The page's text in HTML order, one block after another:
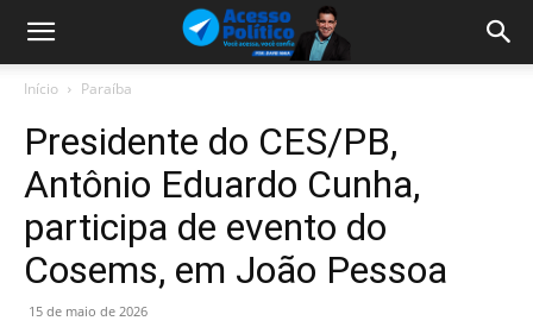
Início Paraíba
Presidente do CES/PB,
Antônio Eduardo Cunha,
participa de evento do
Cosems, em João Pessoa
15 de maio de 2026